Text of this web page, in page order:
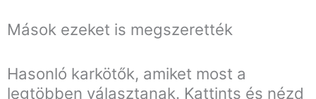
Mások ezeket is megszerették
Hasonló karkötők, amiket most a
legtöbben választanak. Kattints és nézd